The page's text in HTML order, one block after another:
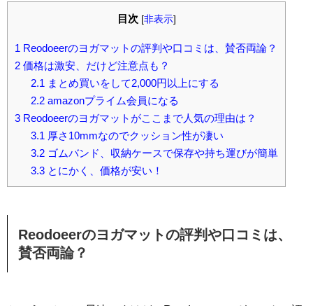
目次 [非表示]
1 Reodoeerのヨガマットの評判や口コミは、賛否両論？
2 価格は激安、だけど注意点も？
2.1 まとめ買いをして2,000円以上にする
2.2amazonプライム会員になる
3 Reodoeerのヨガマットがここまで人気の理由は？
3.1 厚さ10mmなのでクッション性が凄い
3.2ゴムバンド、収納ケースで保存や持ち運びが簡単
3.3とにかく、価格が安い！
Reodoeerのヨガマットの評判や口コミは、
賛否両論？